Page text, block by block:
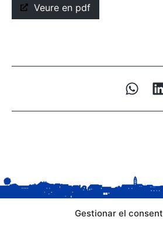
Gestionar el
Veure en pdf